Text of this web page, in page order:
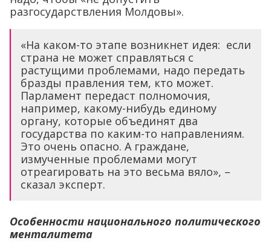
разгосударствления Молдовы».
«На каком-то этапе возникнет идея: если
страна не может справляться с
растущими проблемами, надо передать
бразды правления тем, кто может.
Парламент передаст полномочия,
например, какому-нибудь единому
органу, которые объединят два
государства по каким-то направлениям.
Это очень опасно. А граждане,
измученные проблемами могут
отреагировать на это весьма вяло», –
сказал эксперт.
Особенности национального политического
менталитета